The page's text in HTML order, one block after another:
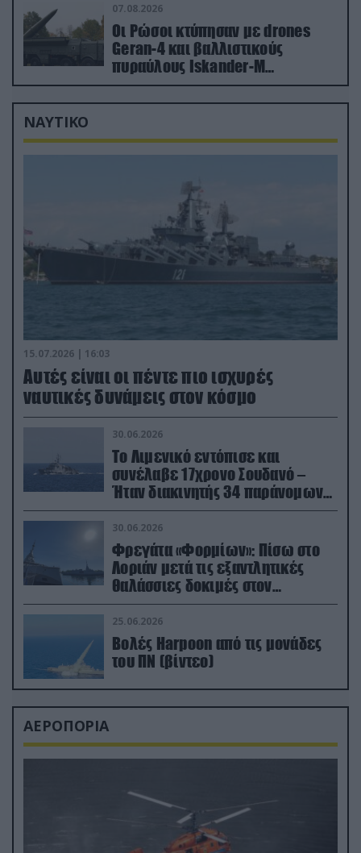
07.08.2026
Οι Ρώσοι κτύπησαν με drones
Geran-4 και βαλλιστικούς
πυραύλους Iskander-M
ουκρανικό τρένο με στρατιωτικό
εξοπλισμό
ΝΑΥΤΙΚΟ
15.07.2026 | 16:03
Aυτές είναι οι πέντε πιο ισχυρές
ναυτικές δυνάμεις στον κόσμο
30.06.2026
Το Λιμενικό εντόπισε και
συνέλαβε 17χρονο Σουδανό –
Ήταν διακινητής 34 παράνομων
μεταναστών
30.06.2026
Φρεγάτα «Φορμίων»: Πίσω στο
Λοριάν μετά τις εξαντλητικές
θαλάσσιες δοκιμές στον
απαιτητικό Βισκαϊκό
25.06.2026
Βολές Harpoon από τις μονάδες
του ΠΝ (βίντεο)
ΑΕΡΟΠΟΡΙΑ